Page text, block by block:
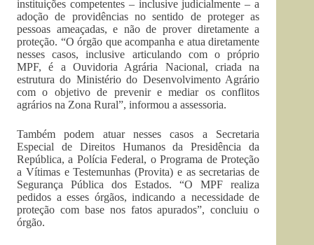
instituições competentes – inclusive judicialmente – a
adoção de providências no sentido de proteger as
pessoas ameaçadas, e não de prover diretamente a
proteção. “O órgão que acompanha e atua diretamente
nesses casos, inclusive articulando com o próprio
MPF, é a Ouvidoria Agrária Nacional, criada na
estrutura do Ministério do Desenvolvimento Agrário
com o objetivo de prevenir e mediar os conflitos
agrários na Zona Rural”, informou a assessoria.
Também podem atuar nesses casos a Secretaria
Especial de Direitos Humanos da Presidência da
República, a Polícia Federal, o Programa de Proteção
a Vítimas e Testemunhas (Provita) e as secretarias de
Segurança Pública dos Estados. “O MPF realiza
pedidos a esses órgãos, indicando a necessidade de
proteção com base nos fatos apurados”, concluiu o
órgão.